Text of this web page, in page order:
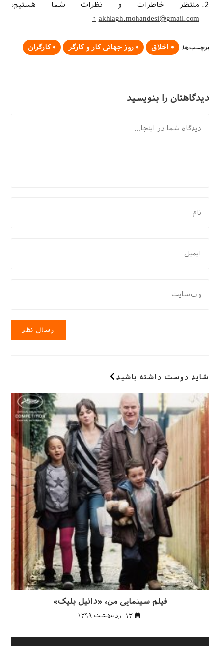
منتظر خاطرات و نظرات شما هستیم:
akhlagh.mohandesi@gmail.com
↑
برچسب‌ها: اخلاق روز جهانی کار و کارگر کارگران
دیدگاهتان را بنویسید
نظر
نظر
وب
شاید دوست داشته باشید
فیلم سینمایی من، «دانیل بلیک»
۱۳ اردیبهشت ۱۳۹۹